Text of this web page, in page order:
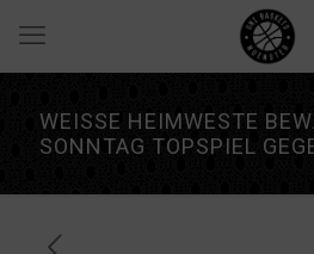
WEISSE HEIMWESTE
ONNTAG TOPSPIEL